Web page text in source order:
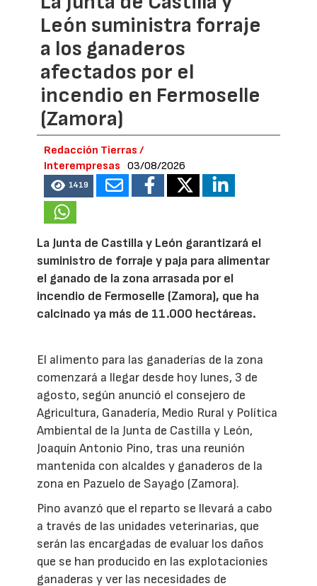
León suministra forraje
a los ganaderos
afectados por el
incendio en Fermoselle
(Zamora)
Redacción Tierras /
Interempresas
03/08/2026
1419
La Junta de Castilla y León garantizará el
suministro de forraje y paja para alimentar
el ganado de la zona arrasada por el
incendio de Fermoselle (Zamora), que ha
calcinado ya más de 11.000 hectáreas.
El alimento para las ganaderías de la zona
comenzará a llegar desde hoy lunes, 3 de
agosto, según anunció el consejero de
Agricultura, Ganadería, Medio Rural y Política
Ambiental de la Junta de Castilla y León,
Joaquín Antonio Pino, tras una reunión
mantenida con alcaldes y ganaderos de la
zona en Pazuelo de Sayago (Zamora).
Pino avanzó que el reparto se llevará a cabo
a través de las unidades veterinarias, que
serán las encargadas de evaluar los daños
que se han producido en las explotacionies
ganaderas y ver las necesidades de